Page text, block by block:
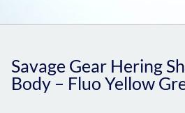
Savage Gear Hering
Body – Fluo Yellow